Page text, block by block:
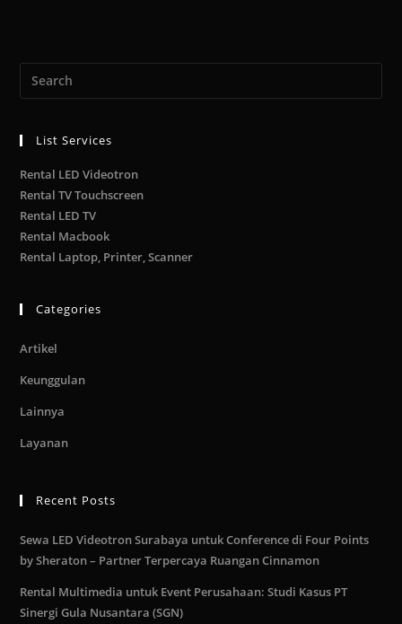
List Services
Rental LED Videotron
Rental TV Touchscreen
Rental LED TV
Rental Macbook
Rental Laptop, Printer, Scanner
Categories
Artikel
Keunggulan
Lainnya
Layanan
Recent Posts
Sewa LED Videotron Surabaya untuk Conference di Four Points
by Sheraton – Partner Terpercaya Ruangan Cinnamon
Rental Multimedia untuk Event Perusahaan: Studi Kasus PT
Sinergi Gula Nusantara (SGN)